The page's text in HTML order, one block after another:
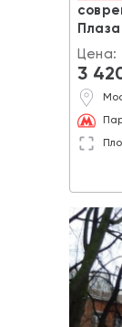
Плаза
Цена:
3